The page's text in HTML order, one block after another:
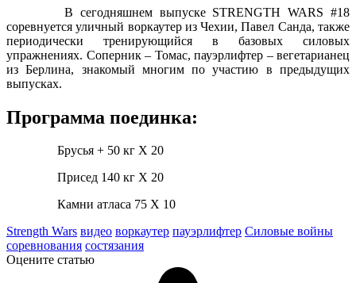
В сегодняшнем выпуске STRENGTH WARS #18
соревнуется уличный воркаутер из Чехии, Павел Санда, также
периодически тренирующийся в базовых силовых
упражнениях. Соперник – Томас, пауэрлифтер – вегетарианец
из Берлина, знакомый многим по участию в предыдущих
выпусках.
Программа поединка:
Брусья + 50 кг Х 20
Присед 140 кг Х 20
Камни атласа 75 Х 10
Strength Wars видео воркаутер пауэрлифтер Силовые войны
соревнования состязания
Оцените статью